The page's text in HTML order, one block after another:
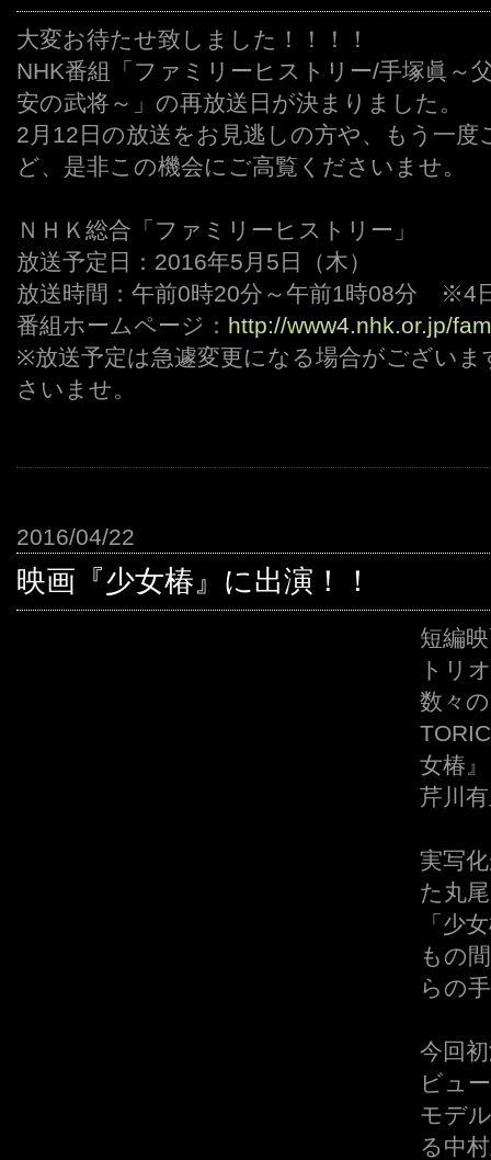
大変お待たせ致しました！！！！
NHK番組「ファミリーヒストリー/手塚眞～
安の武将～」の再放送日が決まりました。
2月12日の放送をお見逃しの方や、もう一
ど、是非この機会にご高覧くださいませ。
ＮＨＫ総合「ファミリーヒストリー」
放送予定日：2016年5月5日（木）
放送時間：午前0時20分～午前1時08分 ※4
番組ホームページ： http://www4.nhk.or.jp/
※放送予定は急遽変更になる場合がござい
さいませ。
2016/04/22
映画『少女椿』に出演！！
短編
トリ
数々
女椿
芹川
実写
た丸
「少
もの
らの
今回
ビュ
モデ
る中